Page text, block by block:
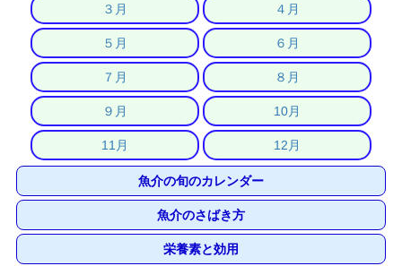
３月 ４月
５月 ６月
７月 ８月
９月 10月
11月 12月
魚介の旬のカレンダー
魚介のさばき方
栄養素と効用